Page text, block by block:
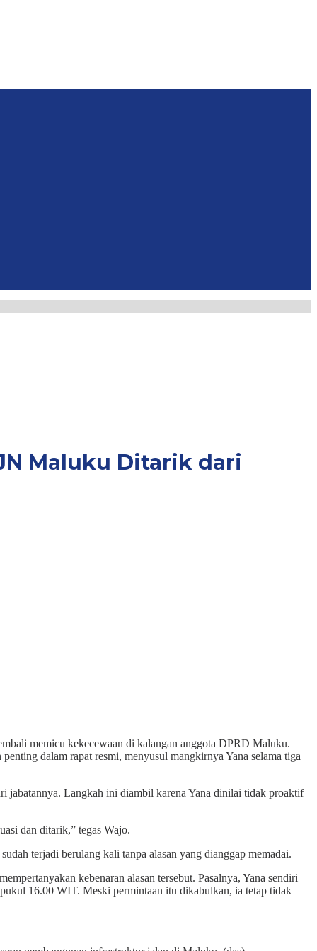
Maluku Ditarik dari
memicu kekecewaan di kalangan anggota DPRD Maluku.
dalam rapat resmi, menyusul mangkirnya Yana selama tiga
jabatannya. Langkah ini diambil karena Yana dinilai tidak proaktif
dan ditarik,” tegas Wajo.
terjadi berulang kali tanpa alasan yang dianggap memadai.
kebenaran alasan tersebut. Pasalnya, Yana sendiri
16.00 WIT. Meski permintaan itu dikabulkan, ia tetap tidak